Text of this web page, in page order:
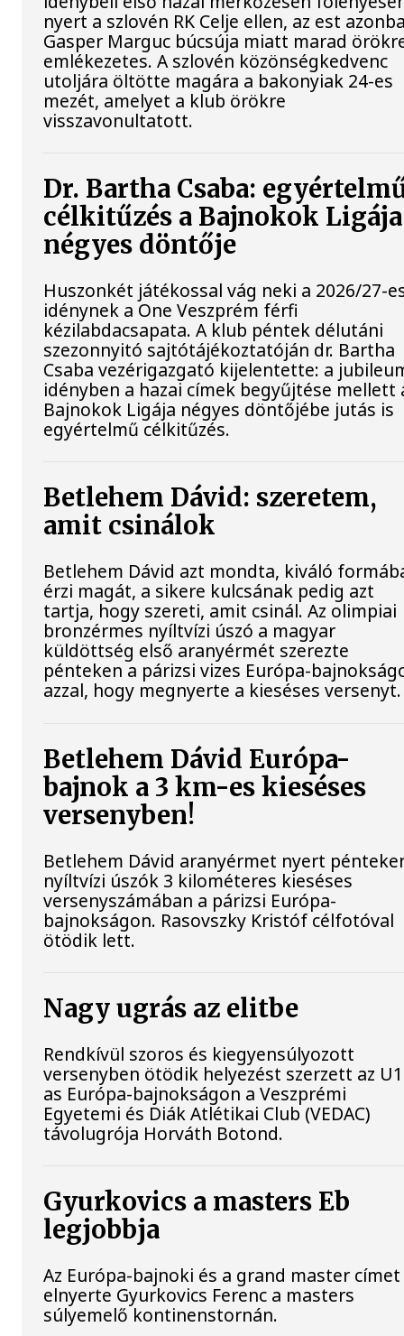
nyert a szlovén RK Celje ellen, az est
Gasper Marguc búcsúja miatt marad
emlékezetes. A szlovén közönségkedvenc
utoljára öltötte magára a bakonyiak 24-es
mezét, amelyet a klub örökre
visszavonultatott.
Dr. Bartha Csaba:
célkitűzés a Bajnokok Ligája
négyes döntője
Huszonkét játékossal vág neki a 2026/27-
idénynek a One Veszprém férfi
kézilabdacsapata. A klub péntek délutáni
szezonnyitó sajtótájékoztatóján dr. Bartha
Csaba vezérigazgató kijelentette: a
idényben a hazai címek begyűjtése mellett
Bajnokok Ligája négyes döntőjébe jutás is
egyértelmű célkitűzés.
Betlehem Dávid: szeretem,
amit csinálok
Betlehem Dávid azt mondta, kiváló
érzi magát, a sikere kulcsának pedig azt
tartja, hogy szereti, amit csinál. Az olimpiai
bronzérmes nyíltvízi úszó a magyar
küldöttség első aranyérmét szerezte
pénteken a párizsi vizes Európa-
azzal, hogy megnyerte a kieséses versenyt.
Betlehem Dávid Európa-
bajnok a 3 km-es kieséses
versenyben!
Betlehem Dávid aranyérmet nyert
nyíltvízi úszók 3 kilométeres kieséses
versenyszámában a párizsi Európa-
bajnokságon. Rasovszky Kristóf célfotóval
ötödik lett.
Nagy ugrás az elitbe
Rendkívül szoros és kiegyensúlyozott
versenyben ötödik helyezést szerzett az
as Európa-bajnokságon a Veszprémi
Egyetemi és Diák Atlétikai Club (VEDAC)
távolugrója Horváth Botond.
Gyurkovics a masters Eb
legjobbja
Az Európa-bajnoki és a grand master
elnyerte Gyurkovics Ferenc a masters
súlyemelő kontinenstornán.